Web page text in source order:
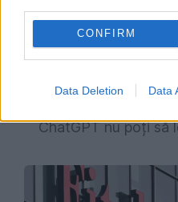
CONFIRM
Data Deletion Data
numirea urgentă a
ChatGPT nu poți să